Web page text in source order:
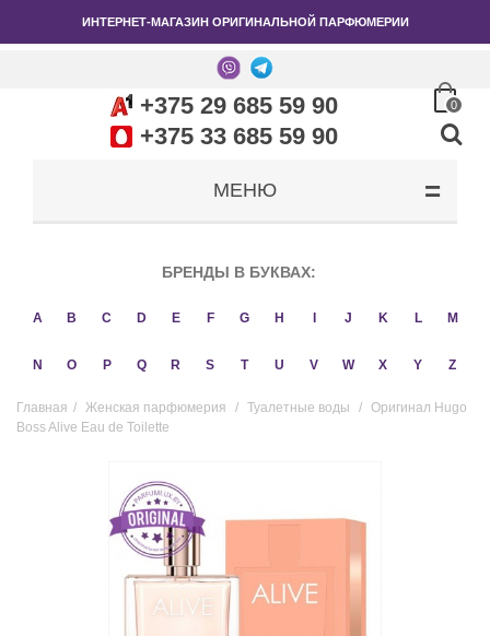
ИНТЕРНЕТ-МАГАЗИН ОРИГИНАЛЬНОЙ ПАРФЮМЕРИИ
+375 29 685 59 90
+375 33 685 59 90
0
МЕНЮ
БРЕНДЫ В БУКВАХ:
A B C D E F G H J K L M
N O P Q R S T U V W X Y Z
Главная / Женская парфюмерия / Туалетные воды / Оригинал Hugo
Boss Alive Eau de Toilette